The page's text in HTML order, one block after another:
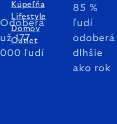
Odoberá
už 177
000 ľudí
85 %
ľudí
odoberá
dlhšie
ako rok
Kúpeľňa
Lifestyle
Domov
Outlet